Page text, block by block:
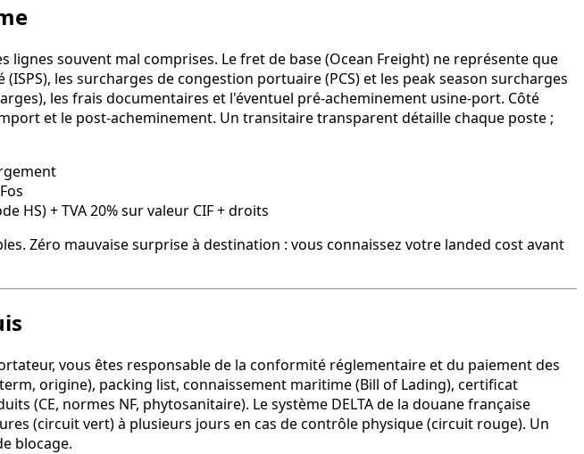
souvent mal comprises. Le fret de base (Ocean Freight) ne représente que
les surcharges de congestion portuaire (PCS) et les peak season surcharges
les frais documentaires et l'éventuel pré-acheminement usine-port. Côté
et le post-acheminement. Un transitaire transparent détaille chaque poste ;
HS) + TVA 20% sur valeur CIF + droits
Zéro mauvaise surprise à destination : vous connaissez votre landed cost avant
vous êtes responsable de la conformité réglementaire et du paiement des
origine), packing list, connaissement maritime (Bill of Lading), certificat
(CE, normes NF, phytosanitaire). Le système DELTA de la douane française
(circuit vert) à plusieurs jours en cas de contrôle physique (circuit rouge). Un
blocage.